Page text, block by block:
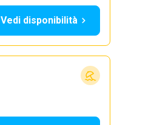
Vedi disponibilità